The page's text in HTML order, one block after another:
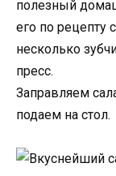
полезный
его по рецепту
несколько
пресс.
Заправляем
подаем на стол.